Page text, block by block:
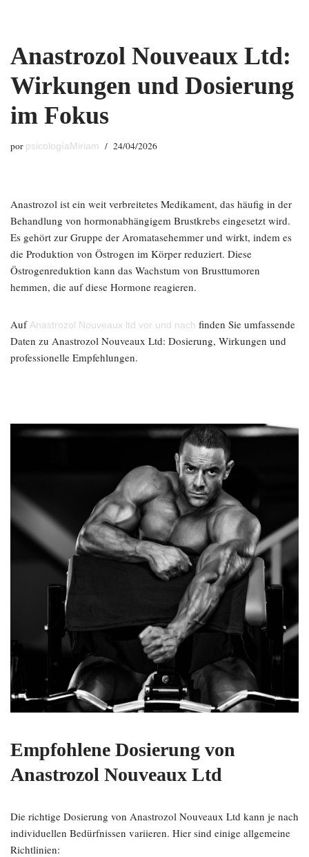
al
contenido
Anastrozol Nouveaux Ltd:
Wirkungen und Dosierung
im Fokus
por psicologíaMiriam 24/04/2026
Anastrozol ist ein weit verbreitetes Medikament, das häufig in der
Behandlung von hormonabhängigem Brustkrebs eingesetzt wird.
Es gehört zur Gruppe der Aromatasehemmer und wirkt, indem es
die Produktion von Östrogen im Körper reduziert. Diese
Östrogenreduktion kann das Wachstum von Brusttumoren
hemmen, die auf diese Hormone reagieren.
Auf Anastrozol Nouveaux ltd vor und nach finden Sie umfassende
Daten zu Anastrozol Nouveaux Ltd: Dosierung, Wirkungen und
professionelle Empfehlungen.
Empfohlene Dosierung von
Anastrozol Nouveaux Ltd
Die richtige Dosierung von Anastrozol Nouveaux Ltd kann je nach
individuellen Bedürfnissen variieren. Hier sind einige allgemeine
Richtlinien: